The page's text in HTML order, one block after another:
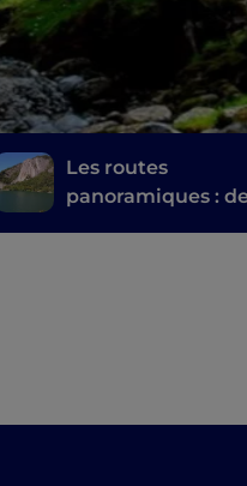
Les routes
panoramiques :